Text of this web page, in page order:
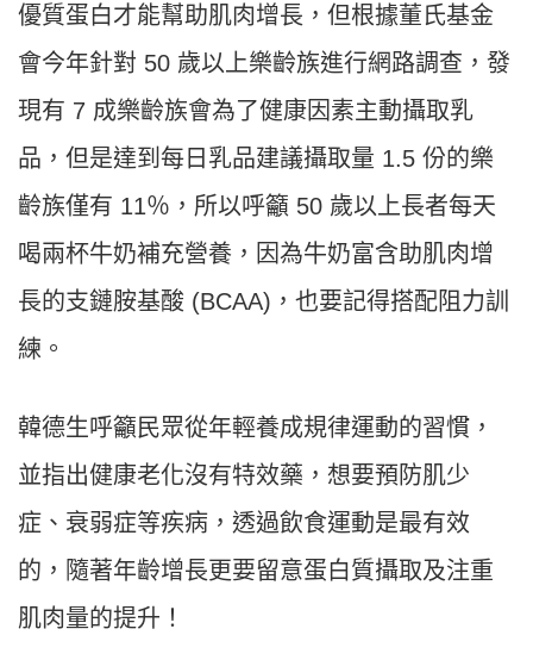
優質蛋白才能幫助肌肉增長，但根據董氏基金
會今年針對 50 歲以上樂齡族進行網路調查，發
現有 7 成樂齡族會為了健康因素主動攝取乳
品，但是達到每日乳品建議攝取量 1.5 份的樂
齡族僅有 11％，所以呼籲 50 歲以上長者每天
喝兩杯牛奶補充營養，因為牛奶富含助肌肉增
長的支鏈胺基酸 (BCAA)，也要記得搭配阻力訓
練。
韓德生呼籲民眾從年輕養成規律運動的習慣，
並指出健康老化沒有特效藥，想要預防肌少
症、衰弱症等疾病，透過飲食運動是最有效
的，隨著年齡增長更要留意蛋白質攝取及注重
肌肉量的提升！